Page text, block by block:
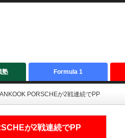
塾 Formula 1
PORSCHEが2戦連続でPP
が2戦連続でPP